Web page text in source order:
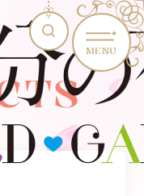
MENU